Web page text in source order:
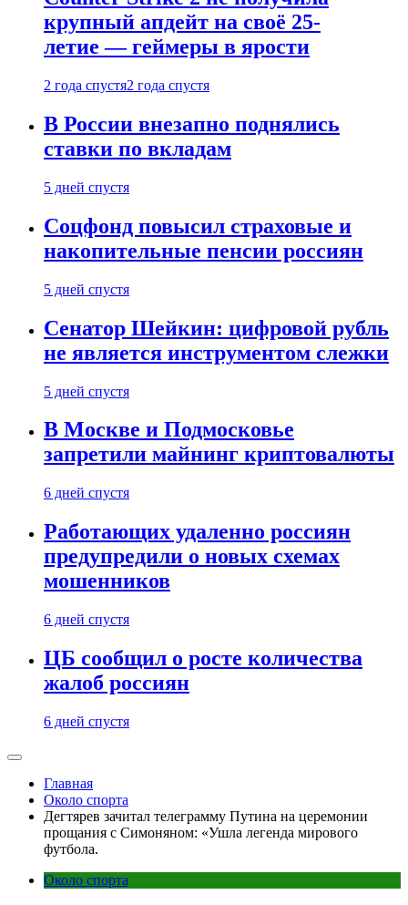
крупный апдейт на своё 25-
летие — геймеры в ярости
2 года спустя2 года спустя
В России внезапно поднялись
ставки по вкладам
5 дней спустя
Соцфонд повысил страховые и
накопительные пенсии россиян
5 дней спустя
Сенатор Шейкин: цифровой рубль
не является инструментом слежки
5 дней спустя
В Москве и Подмосковье
запретили майнинг криптовалюты
6 дней спустя
Работающих удаленно россиян
предупредили о новых схемах
мошенников
6 дней спустя
ЦБ сообщил о росте количества
жалоб россиян
6 дней спустя
Главная
Около спорта
Дегтярев зачитал телеграмму Путина на церемонии
прощания с Симоняном: «Ушла легенда мирового
футбола.
Около спорта